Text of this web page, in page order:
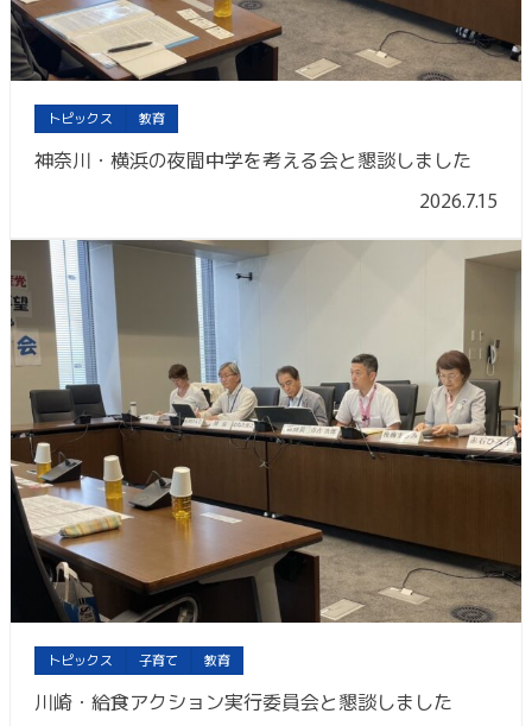
トピックス 教育
神奈川・横浜の夜間中学を考える会と懇談しました
2026.7.15
トピックス 子育て 教育
川崎・給食アクション実行委員会と懇談しました